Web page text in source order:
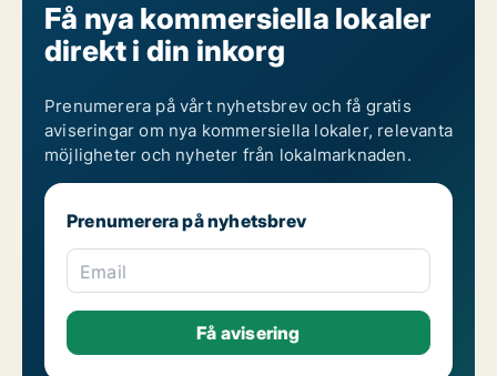
Få nya kommersiella lokaler
direkt i din inkorg
Prenumerera på vårt nyhetsbrev och få gratis
aviseringar om nya kommersiella lokaler, relevanta
möjligheter och nyheter från lokalmarknaden.
Prenumerera på nyhetsbrev
Email